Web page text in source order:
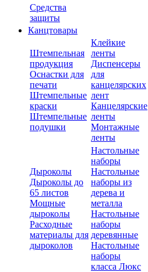
Средства
защиты
Канцтовары
Штемпельная
продукция
Оснастки для
печати
Штемпельные
краски
Штемпельные
подушки
Клейкие
ленты
Диспенсеры
для
канцелярских
лент
Канцелярские
ленты
Монтажные
ленты
Дыроколы
Дыроколы до
65 листов
Мощные
дыроколы
Расходные
материалы для
дыроколов
Настольные
наборы
Настольные
наборы из
дерева и
металла
Настольные
наборы
деревянные
Настольные
наборы
класса Люкс